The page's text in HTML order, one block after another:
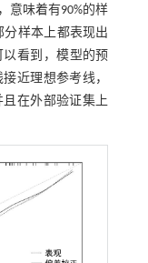
意味着有90%的样
分样本上都表现出
以看到，模型的预
近理想参考线，
在外部验证集上